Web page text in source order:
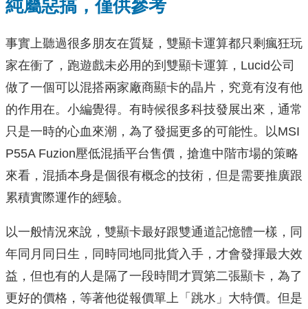
純屬惡搞，僅供參考
事實上聽過很多朋友在質疑，雙顯卡運算都只剩瘋狂玩
家在衝了，跑遊戲未必用的到雙顯卡運算，Lucid公司
做了一個可以混搭兩家廠商顯卡的晶片，究竟有沒有他
的作用在。小編覺得。有時候很多科技發展出來，通常
只是一時的心血來潮，為了發掘更多的可能性。以MSI
P55A Fuzion壓低混插平台售價，搶進中階市場的策略
來看，混插本身是個很有概念的技術，但是需要推廣跟
累積實際運作的經驗。
以一般情況來說，雙顯卡最好跟雙通道記憶體一樣，同
年同月同日生，同時同地同批貨入手，才會發揮最大效
益，但也有的人是隔了一段時間才買第二張顯卡，為了
更好的價格，等著他從報價單上「跳水」大特價。但是